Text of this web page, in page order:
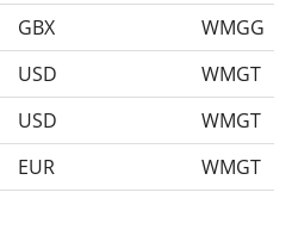
GBX
WMGG
USD
WMGT
USD
WMGT
EUR WMGT